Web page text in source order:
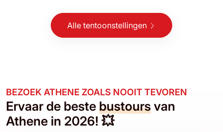
Alle tentoonstellingen
BEZOEK ATHENE ZOALS NOOIT TEVOREN
Ervaar de beste bustours van
Athene in 2026! 💥